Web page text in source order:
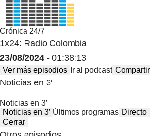
Crónica 24/7
1x24: Radio Colombia
23/08/2024 - 01:38:13
Ver más episodios Ir al podcast Compartir
Noticias en 3′
Noticias en 3′
Noticias en 3′ Últimos programas Directo
Cerrar